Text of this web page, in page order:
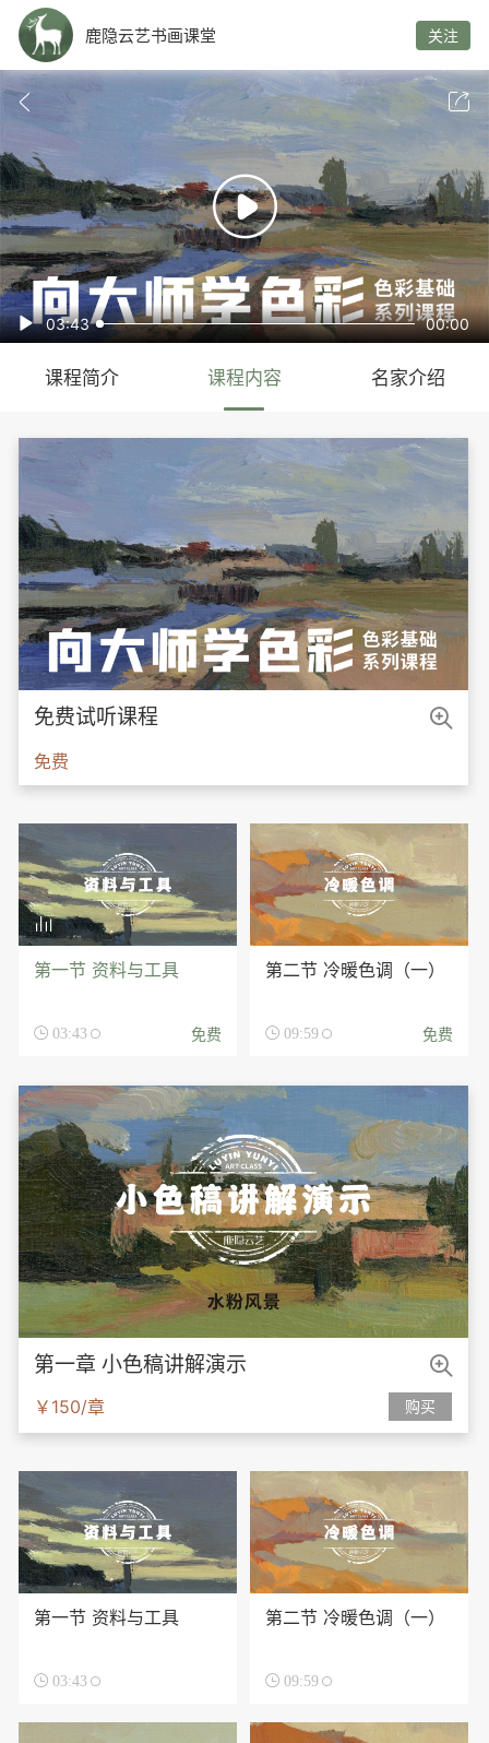
鹿隐云艺书画课堂 关注

 03:43 00:00
 
课程简介 课程内容 名家介绍
免费试听课程
免费


第一节 资料与工具
 03:43 免费
第二节 冷暖色调（一）
 09:59 免费
第一章 小色稿讲解演示
￥150/章 购买

第一节 资料与工具
 03:43
第二节 冷暖色调（一）
 09:59